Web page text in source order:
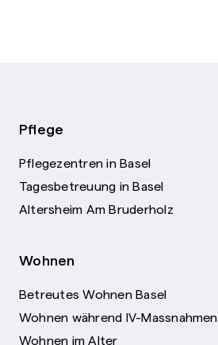
Pflege
Pflegezentren in Basel
Tagesbetreuung in Basel
Altersheim Am Bruderholz
Wohnen
Betreutes Wohnen Basel
Wohnen während IV-Massnahmen
Wohnen im Alter